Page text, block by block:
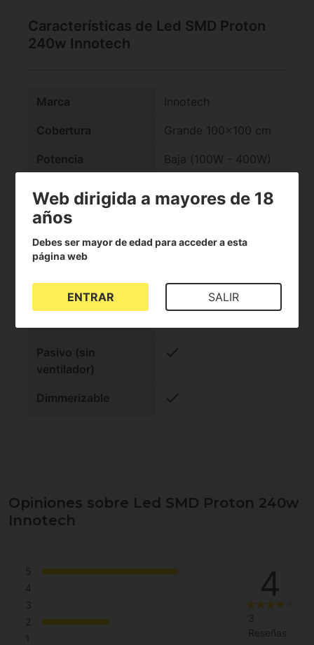
Características de Led SMD Proton
240w Innotech
Marca Innotech
Cobertura Grande 100x100 cm
Potencia Baja (100W - 400W)
reforzado
Diseño
Driver o balastro Balastro externo
Pasivo (sin
ventilador)
check
Dimmerizable check
Opiniones sobre Led SMD Proton 240w
Innotech
5
4
3
2
1
4
3
Reseñas
Web dirigida a mayores de 18
años
Debes ser mayor de edad para acceder a esta
página web
ENTRAR SALIR